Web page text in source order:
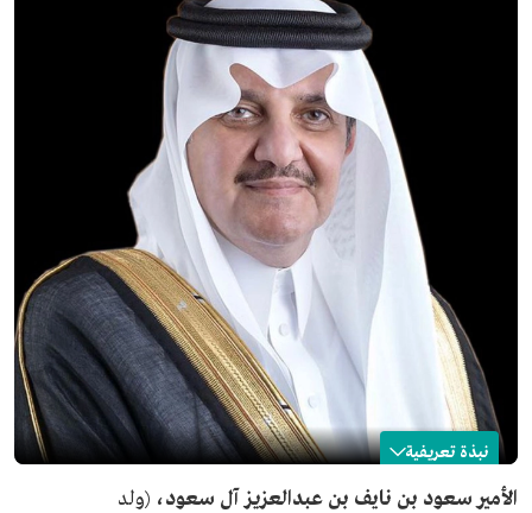
نبذة تعريفية
سعود بن نايف بن عبدالعزيز
الأمير سعود بن نايف بن عبدالعزيز آل سعود، (ولد